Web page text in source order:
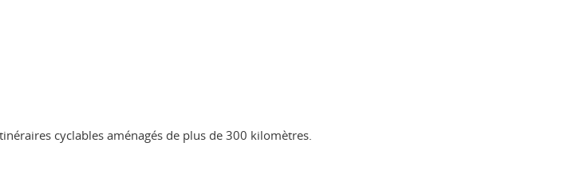
cyclables aménagés de plus de 300 kilomètres.